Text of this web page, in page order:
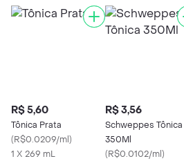
R$ 5,60
Tônica Prata
(R$0.0209/ml)
1 X 269 mL
R$ 3,56
Schweppes Tônica
350Ml
(R$0.0102/ml)